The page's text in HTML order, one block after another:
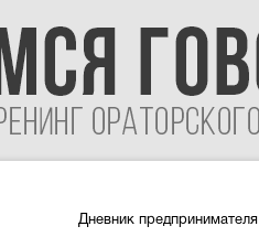
Дневник предпринимателя